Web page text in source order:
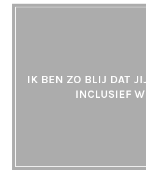
IK BEN ZO BLIJ DAT
INCLUSIEF